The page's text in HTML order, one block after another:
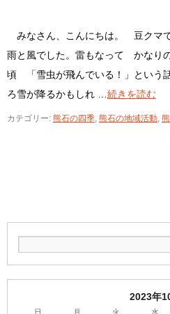
みなさん、こんにちは。 豆ク
雨と風でした。雷もなって かな
頃 「雪虫が飛んでいる！」という
ろ雪が降るかもしれ … 続きを読む
カテゴリー: 熊石の四季, 熊石の地域活動,
2023年
日 月 火 水